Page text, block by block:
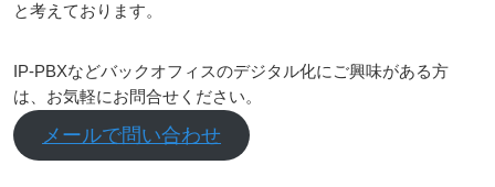
と考えております。
IP-PBXなどバックオフィスのデジタル化にご興味がある方
は、お気軽にお問合せください。
メールで問い合わせ